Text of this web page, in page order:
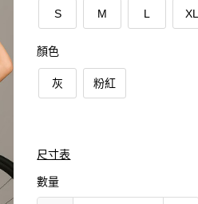
S M L XL
顏色
灰 粉紅
尺寸表
數量